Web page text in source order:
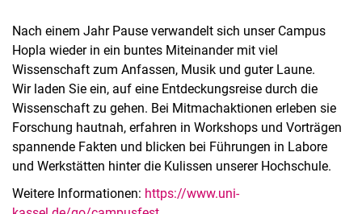
Nach einem Jahr Pause verwandelt sich unser Campus
Hopla wieder in ein buntes Miteinander mit viel
Wissenschaft zum Anfassen, Musik und guter Laune.
Wir laden Sie ein, auf eine Entdeckungsreise durch die
Wissenschaft zu gehen. Bei Mitmachaktionen erleben sie
Forschung hautnah, erfahren in Workshops und Vorträgen
spannende Fakten und blicken bei Führungen in Labore
und Werkstätten hinter die Kulissen unserer Hochschule.
Weitere Informationen: https://www.uni-